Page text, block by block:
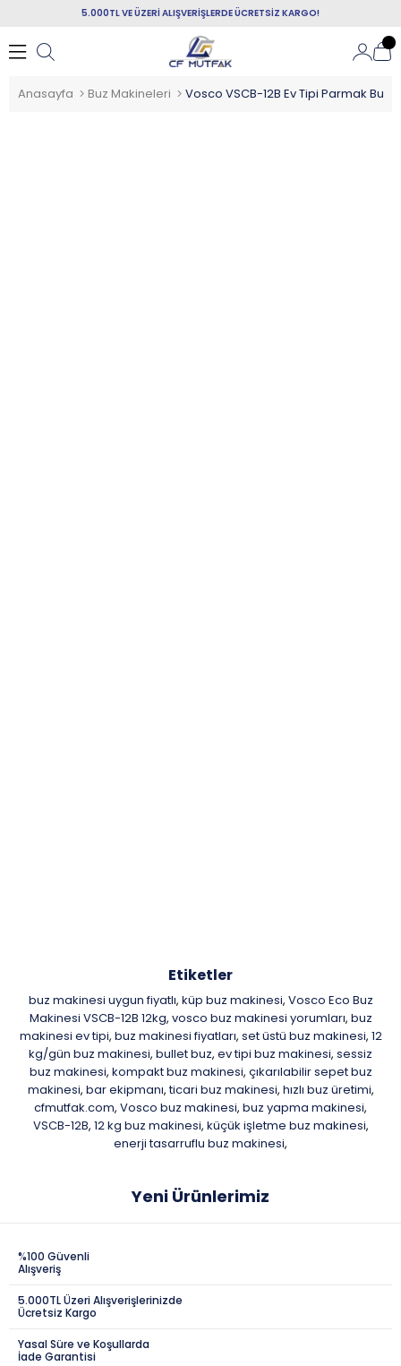
5.000TL VE ÜZERİ ALIŞVERİŞLERDE ÜCRETSİZ KARGO!
Anasayfa Buz Makineleri
Etiketler
buz makinesi uygun fiyatlı, küp buz makinesi, Vosco Eco Buz
Makinesi VSCB-12B 12kg, vosco buz makinesi yorumları, buz
makinesi ev tipi, buz makinesi fiyatları, set üstü buz makinesi, 12
kg/gün buz makinesi, bullet buz, ev tipi buz makinesi, sessiz
buz makinesi, kompakt buz makinesi, çıkarılabilir sepet buz
makinesi, bar ekipmanı, ticari buz makinesi, hızlı buz üretimi,
cfmutfak.com, Vosco buz makinesi, buz yapma makinesi,
VSCB-12B, 12 kg buz makinesi, küçük işletme buz makinesi,
enerji tasarruflu buz makinesi,
Yeni Ürünlerimiz
%100 Güvenli
Alışveriş
5.000TL Üzeri Alışverişlerinizde
Ücretsiz Kargo
Yasal Süre ve Koşullarda
İade Garantisi